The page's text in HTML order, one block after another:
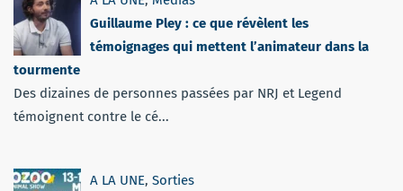
Guillaume Pley : ce que révèlent les
témoignages qui mettent l’animateur dans la
tourmente
Des dizaines de personnes passées par NRJ et Legend
témoignent contre le cé...
A LA UNE, Sorties